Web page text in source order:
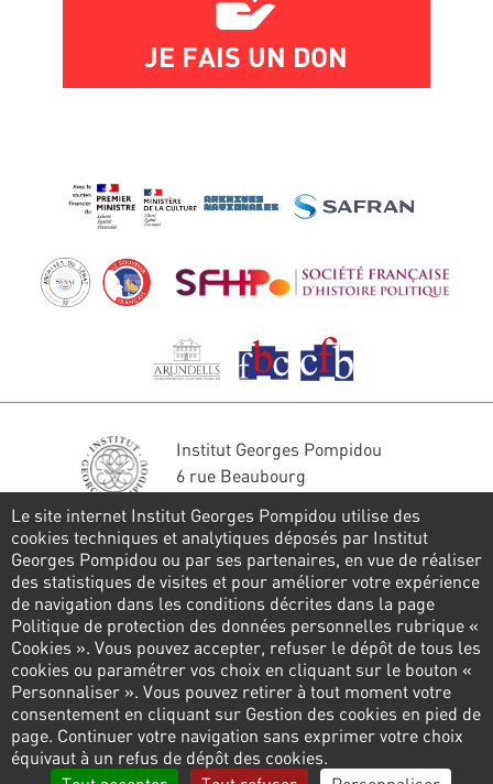
JE FAIS UN DON
Institut Georges Pompidou
6 rue Beaubourg
Tél. : 01 44 78 41 22
Restons en contact
FORMULAIRE DE CONTACT
Suivez-nous
Pied
Le site internet Institut Georges Pompidou utilise des
cookies techniques et analytiques déposés par Institut
Georges Pompidou ou par ses partenaires, en vue de réaliser
des statistiques de visites et pour améliorer votre expérience
de navigation dans les conditions décrites dans la page
Politique de protection des données personnelles rubrique «
Cookies ». Vous pouvez accepter, refuser le dépôt de tous les
cookies ou paramétrer vos choix en cliquant sur le bouton «
Personnaliser ». Vous pouvez retirer à tout moment votre
consentement en cliquant sur Gestion des cookies en pied de
page. Continuer votre navigation sans exprimer votre choix
équivaut à un refus de dépôt des cookies.